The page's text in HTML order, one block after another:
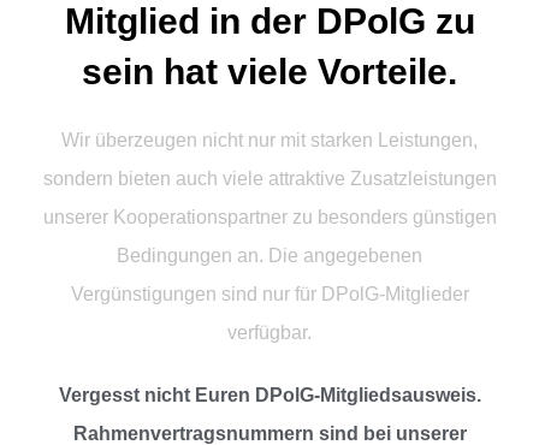
Mitglied in der DPolG zu
sein hat viele Vorteile.
Wir überzeugen nicht nur mit starken Leistungen,
sondern bieten auch viele attraktive Zusatzleistungen
unserer Kooperationspartner zu besonders günstigen
Bedingungen an. Die angegebenen
Vergünstigungen sind nur für DPolG-Mitglieder
verfügbar.
Vergesst nicht Euren DPolG-Mitgliedsausweis.
Rahmenvertragsnummern sind bei unserer